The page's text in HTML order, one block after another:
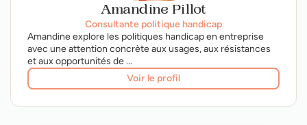
Amandine Pillot
Consultante politique handicap
Amandine explore les politiques handicap en entreprise
avec une attention concrète aux usages, aux résistances
et aux opportunités de ...
Voir le profil